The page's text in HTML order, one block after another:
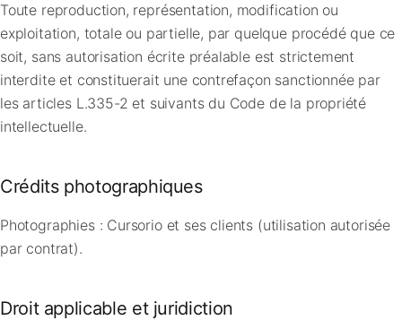
Toute reproduction, représentation, modification ou
exploitation, totale ou partielle, par quelque procédé que ce
soit, sans autorisation écrite préalable est strictement
interdite et constituerait une contrefaçon sanctionnée par
les articles L.335-2 et suivants du Code de la propriété
intellectuelle.
Crédits photographiques
Photographies : Cursorio et ses clients (utilisation autorisée
par contrat).
Droit applicable et juridiction